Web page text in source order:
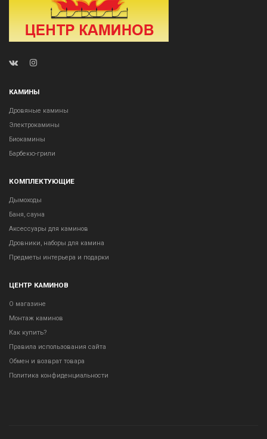
КАМИНЫ
Дровяные камины
Электрокамины
Биокамины
Барбекю-грили
КОМПЛЕКТУЮЩИЕ
Дымоходы
Баня, сауна
Аксессуары для каминов
Дровники, наборы для камина
Предметы интерьера и подарки
ЦЕНТР КАМИНОВ
О магазине
Монтаж каминов
Как купить?
Правила использования сайта
Обмен и возврат товара
Политика конфиденциальности